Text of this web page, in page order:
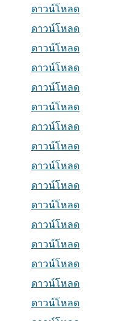
ดาวน์โหลด
ดาวน์โหลด
ดาวน์โหลด
ดาวน์โหลด
ดาวน์โหลด
ดาวน์โหลด
ดาวน์โหลด
ดาวน์โหลด
ดาวน์โหลด
ดาวน์โหลด
ดาวน์โหลด
ดาวน์โหลด
ดาวน์โหลด
ดาวน์โหลด
ดาวน์โหลด
ดาวน์โหลด